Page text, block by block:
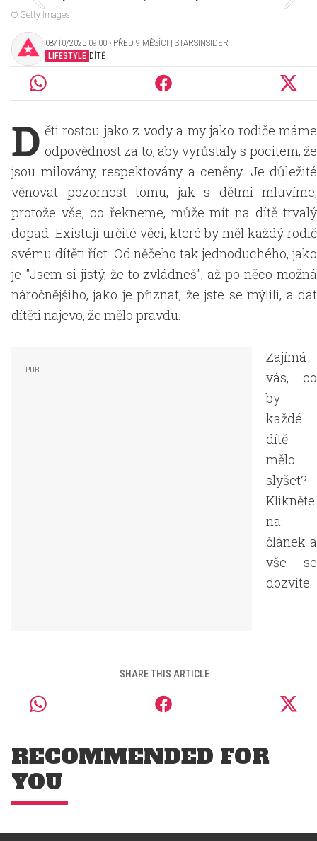
© Getty Images
08/10/2025 09:00 ‧ PŘED 9 MĚSÍCI | STARSINSIDER
LIFESTYLE DÍTĚ
D ěti rostou jako z vody a my jako rodiče máme
odpovědnost za to, aby vyrůstaly s pocitem, že
jsou milovány, respektovány a ceněny. Je důležité
věnovat pozornost tomu, jak s dětmi mluvíme,
protože vše, co řekneme, může mít na dítě trvalý
dopad. Existují určité věci, které by měl každý rodič
svému dítěti říct. Od něčeho tak jednoduchého, jako
je "Jsem si jistý, že to zvládneš", až po něco možná
náročnějšího, jako je přiznat, že jste se mýlili, a dát
dítěti najevo, že mělo pravdu.
Zajímá
vás, co
by
každé
dítě
mělo
slyšet?
Klikněte
na
článek a
vše se
dozvíte.
SHARE THIS ARTICLE
RECOMMENDED FOR
YOU